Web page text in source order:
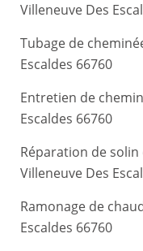
Tubage de
Escaldes 66760
Entretien de
Escaldes 66760
Réparation de
Ramonage de
Escaldes 66760